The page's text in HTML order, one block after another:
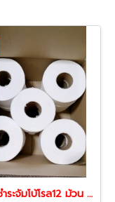
กระดาษชำระจัมโบ้โรล12 ม้วน ยาว300เมตรต่อ1ม้วน กระดาษทิชชู่2ชั้น พร้อมส่ง 56565